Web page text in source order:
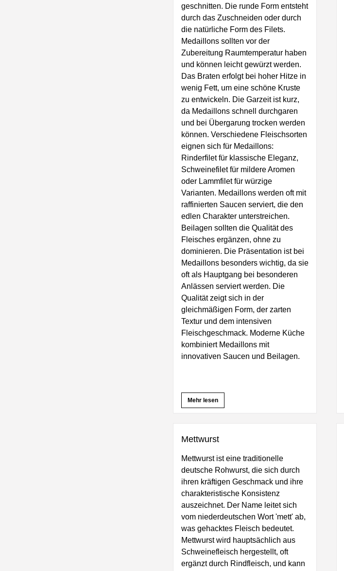
geschnitten. Die runde Form entsteht
durch das Zuschneiden oder durch
die natürliche Form des Filets.
Medaillons sollten vor der
Zubereitung Raumtemperatur haben
und können leicht gewürzt werden.
Das Braten erfolgt bei hoher Hitze in
wenig Fett, um eine schöne Kruste
zu entwickeln. Die Garzeit ist kurz,
da Medaillons schnell durchgaren
und bei Übergarung trocken werden
können. Verschiedene Fleischsorten
eignen sich für Medaillons:
Rinderfilet für klassische Eleganz,
Schweinefilet für mildere Aromen
oder Lammfilet für würzige
Varianten. Medaillons werden oft mit
raffinierten Saucen serviert, die den
edlen Charakter unterstreichen.
Beilagen sollten die Qualität des
Fleisches ergänzen, ohne zu
dominieren. Die Präsentation ist bei
Medaillons besonders wichtig, da sie
oft als Hauptgang bei besonderen
Anlässen serviert werden. Die
Qualität zeigt sich in der
gleichmäßigen Form, der zarten
Textur und dem intensiven
Fleischgeschmack. Moderne Küche
kombiniert Medaillons mit
innovativen Saucen und Beilagen.
Mehr lesen
Mettwurst
Mettwurst ist eine traditionelle
deutsche Rohwurst, die sich durch
ihren kräftigen Geschmack und ihre
charakteristische Konsistenz
auszeichnet. Der Name leitet sich
vom niederdeutschen Wort 'mett' ab,
was gehacktes Fleisch bedeutet.
Mettwurst wird hauptsächlich aus
Schweinefleisch hergestellt, oft
ergänzt durch Rindfleisch, und kann